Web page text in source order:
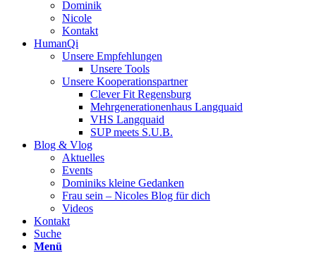
Dominik
Nicole
Kontakt
HumanQi
Unsere Empfehlungen
Unsere Tools
Unsere Kooperationspartner
Clever Fit Regensburg
Mehrgenerationenhaus Langquaid
VHS Langquaid
SUP meets S.U.B.
Blog & Vlog
Aktuelles
Events
Dominiks kleine Gedanken
Frau sein – Nicoles Blog für dich
Videos
Kontakt
Suche
Menü